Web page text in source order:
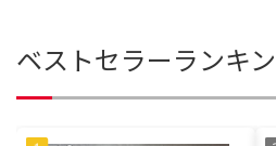
ベストセラーランキ